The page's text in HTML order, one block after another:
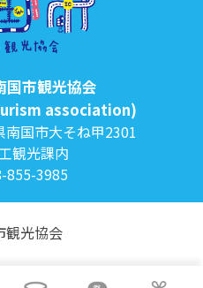
国市観光協会
association)
国市大そね甲2301
観光課内
855-3985
光協会